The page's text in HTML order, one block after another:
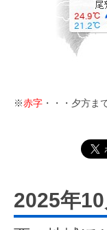
※赤字 ・・・夕方ま
2025年